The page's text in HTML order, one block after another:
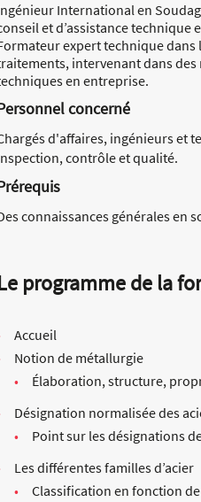
International en
et d’assistance technique
expert technique
intervenant dans des
en entreprise.
concerné
d'affaires, ingénieurs et
contrôle et qualité.
connaissances générales en
programme de la
Accueil
Notion de métallurgie
Élaboration, structure,
Désignation normalisée des
Point sur les désignations
Les différentes familles d’acier
Classification en fonction